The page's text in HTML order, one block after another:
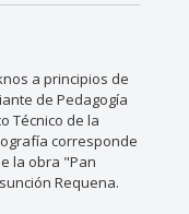
a principios de
de Pedagogía
Técnico de la
corresponde
la obra "Pan
Requena.